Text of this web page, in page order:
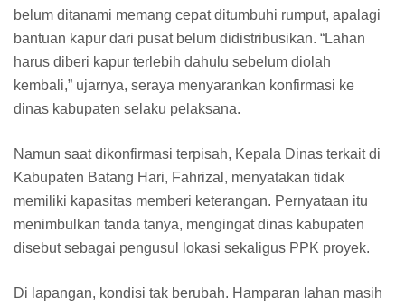
belum ditanami memang cepat ditumbuhi rumput, apalagi
bantuan kapur dari pusat belum didistribusikan. “Lahan
harus diberi kapur terlebih dahulu sebelum diolah
kembali,” ujarnya, seraya menyarankan konfirmasi ke
dinas kabupaten selaku pelaksana.
Namun saat dikonfirmasi terpisah, Kepala Dinas terkait di
Kabupaten Batang Hari, Fahrizal, menyatakan tidak
memiliki kapasitas memberi keterangan. Pernyataan itu
menimbulkan tanda tanya, mengingat dinas kabupaten
disebut sebagai pengusul lokasi sekaligus PPK proyek.
Di lapangan, kondisi tak berubah. Hamparan lahan masih